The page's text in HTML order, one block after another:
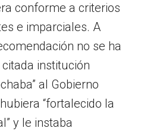
conforme a criterios
e imparciales. A
no se ha
institución
al Gobierno
“fortalecido la
y le instaba